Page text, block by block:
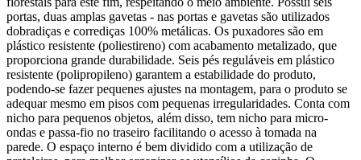
portas, duas amplas gavetas - nas portas e gavetas são utilizados
dobradiças e corrediças 100% metálicas. Os puxadores são em
plástico resistente (poliestireno) com acabamento metalizado, que
proporciona grande durabilidade. Seis pés reguláveis em plástico
resistente (polipropileno) garantem a estabilidade do produto,
podendo-se fazer pequenes ajustes na montagem, para o produto se
adequar mesmo em pisos com pequenas irregularidades. Conta com
nicho para pequenos objetos, além disso, tem nicho para micro-
ondas e passa-fio no traseiro facilitando o acesso à tomada na
parede. O espaço interno é bem dividido com a utilização de